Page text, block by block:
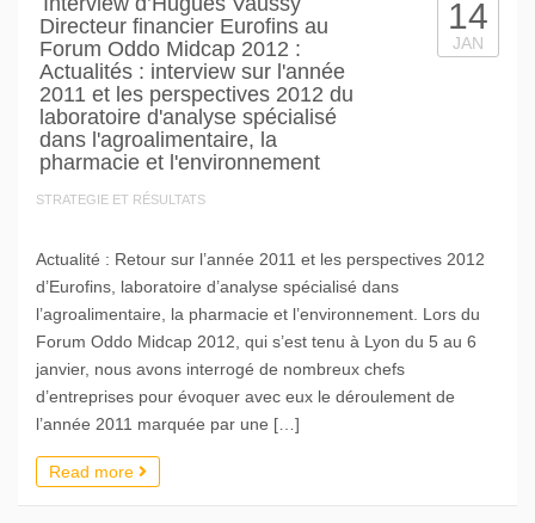
Directeur financier Eurofins au
Forum Oddo Midcap 2012 :
Actualités : interview sur l'année
2011 et les perspectives 2012 du
laboratoire d'analyse spécialisé
dans l'agroalimentaire, la
pharmacie et l'environnement
STRATEGIE ET RÉSULTATS
14
JAN
Actualité : Retour sur l’année 2011 et les perspectives 2012
d’Eurofins, laboratoire d’analyse spécialisé dans
l’agroalimentaire, la pharmacie et l’environnement. Lors du
Forum Oddo Midcap 2012, qui s’est tenu à Lyon du 5 au 6
janvier, nous avons interrogé de nombreux chefs
d’entreprises pour évoquer avec eux le déroulement de
l’année 2011 marquée par une […]
Read more